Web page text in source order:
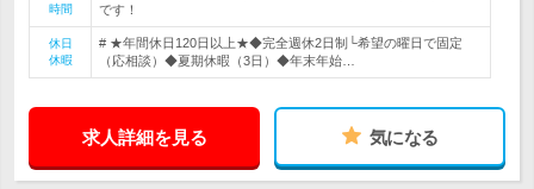
時間
です！
休日
休暇
# ★年間休日120日以上★◆完全週休2日制└希望の曜日で固定
（応相談）◆夏期休暇（3日）◆年末年始…
求人詳細を見る 気になる